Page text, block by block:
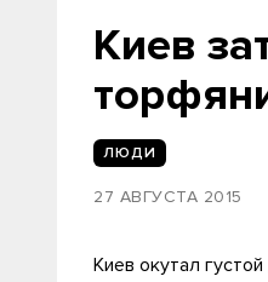
Киев
ЛЮДИ
27 АВГУСТА 2015
Киев окутал